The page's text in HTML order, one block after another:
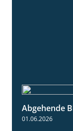
Abgehende
01.06.2026